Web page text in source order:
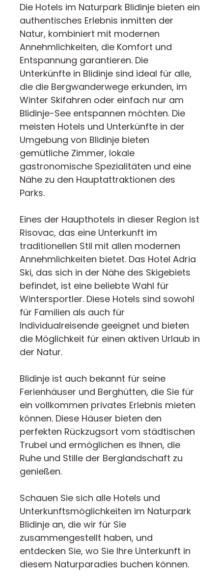
Die Hotels im Naturpark Blidinje bieten ein
authentisches Erlebnis inmitten der
Natur, kombiniert mit modernen
Annehmlichkeiten, die Komfort und
Entspannung garantieren. Die
Unterkünfte in Blidinje sind ideal für alle,
die die Bergwanderwege erkunden, im
Winter Skifahren oder einfach nur am
Blidinje-See entspannen möchten. Die
meisten Hotels und Unterkünfte in der
Umgebung von Blidinje bieten
gemütliche Zimmer, lokale
gastronomische Spezialitäten und eine
Nähe zu den Hauptattraktionen des
Parks.
Eines der Haupthotels in dieser Region ist
Risovac, das eine Unterkunft im
traditionellen Stil mit allen modernen
Annehmlichkeiten bietet. Das Hotel Adria
Ski, das sich in der Nähe des Skigebiets
befindet, ist eine beliebte Wahl für
Wintersportler. Diese Hotels sind sowohl
für Familien als auch für
Individualreisende geeignet und bieten
die Möglichkeit für einen aktiven Urlaub in
der Natur.
Blidinje ist auch bekannt für seine
Ferienhäuser und Berghütten, die Sie für
ein vollkommen privates Erlebnis mieten
können. Diese Häuser bieten den
perfekten Rückzugsort vom städtischen
Trubel und ermöglichen es Ihnen, die
Ruhe und Stille der Berglandschaft zu
genießen.
Schauen Sie sich alle Hotels und
Unterkunftsmöglichkeiten im Naturpark
Blidinje an, die wir für Sie
zusammengestellt haben, und
entdecken Sie, wo Sie Ihre Unterkunft in
diesem Naturparadies buchen können.